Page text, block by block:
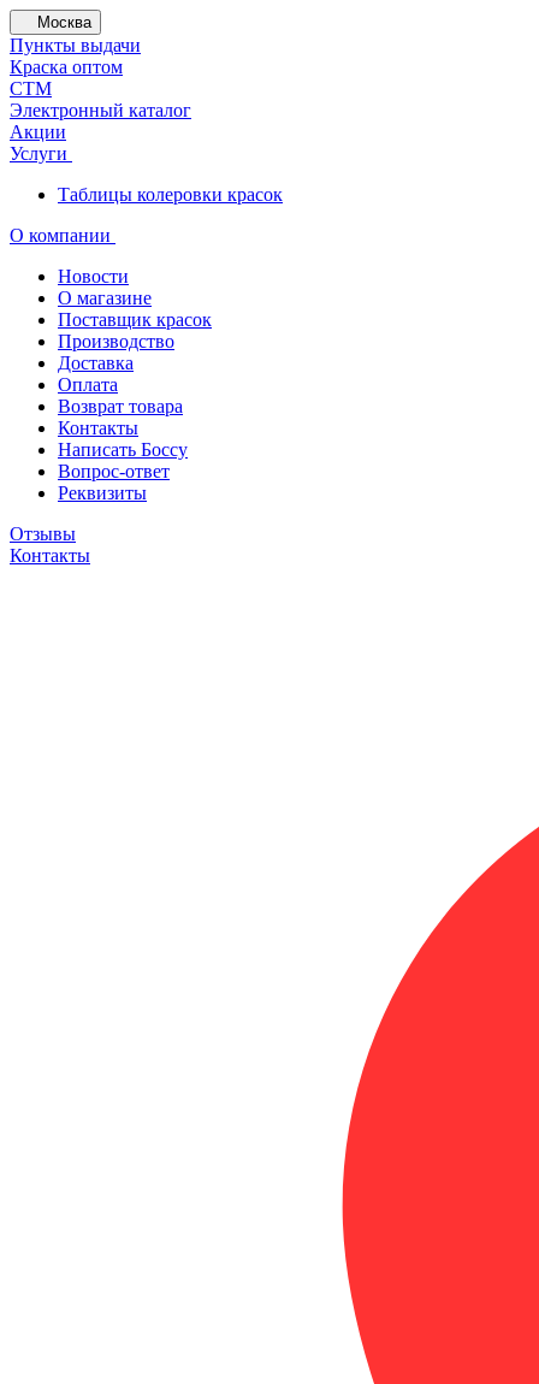
Москва
Пункты выдачи
Краска оптом
СТМ
Электронный каталог
Акции
Услуги
Таблицы колеровки красок
О компании
Новости
О магазине
Поставщик красок
Производство
Доставка
Оплата
Возврат товара
Контакты
Написать Боссу
Вопрос-ответ
Реквизиты
Отзывы
Контакты